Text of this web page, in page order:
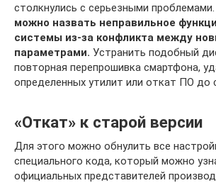
столкнулись с серьезными проблемами.
можно назвать неправильное
системы из-за конфликта между
параметрами. Устранить подобный
повторная перепрошивка смартфона,
определенных утилит или откат ПО до
«Откат» к старой версии
Для этого можно обнулить все
специального кода, который можно
официальных представителей